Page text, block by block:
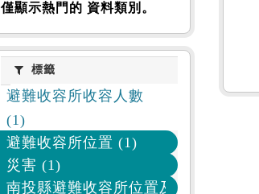
僅顯示熱門的 資料類別。
標籤標籤
避難收容所收容人數
(1)
避難收容所位置 (1)
災害 (1)
南投縣避難收容所位置及收容人數 (1)